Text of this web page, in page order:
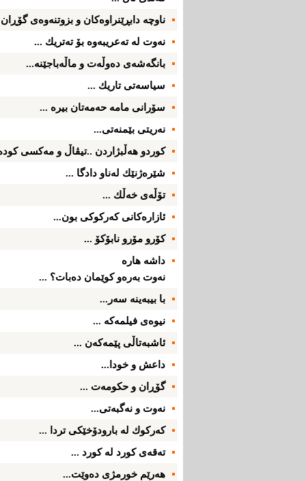
ناوچه‌ دابڕێنراوه‌كان و بزوتنه‌وه‌ی‌
نه‌وت له‌ ته‌عریبه‌وه‌ بۆ ته‌تریك ...
بانگه‌شه‌ی‌ ده‌وڵه‌ت و ماڵه‌باجێنه‌...
سیاسه‌تی‌ تاریك ...
سۆرانی‌ مامه‌ حه‌مه‌تان بیره‌ ...
نه‌ریتی‌ بێمنه‌تی‌...
كوردو هه‌ڵبژاردن ..تیڤاڵ و مه‌كسی‌
شێره‌ژنێك له‌ناو دادگا ...
تۆڵه‌ی‌ خه‌ڵك ...
ئازاره‌كانی‌ كه‌ركوكی‌ بون...
كۆرو مۆرو نابۆكۆ ...
داشه‌ هاره‌
نه‌وت به‌ره‌و كوێمان ده‌بات؟ ...
با بیبه‌ینه‌ سه‌ر...
نیوه‌ی‌ فیلمه‌كه‌ ...
ئاشبه‌تاڵی‌ پێمه‌كه‌ن ...
داعش و خودا...
گۆڕان و حكو‌مه‌ت ...
نه‌وت و نه‌گبه‌تی‌...
كه‌ركوك له‌ بارودۆخێكی‌ تردا ...
ته‌قه‌ی‌ كورد له‌ كورد ...
هه‌رێم خورمژی‌ ده‌وێت...